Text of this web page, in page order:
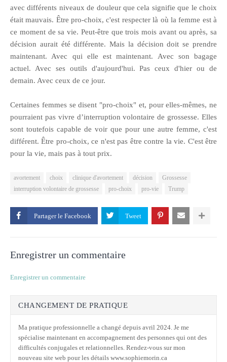
avec différents niveaux de douleur que cela signifie que le choix
était mauvais. Être pro-choix, c'est respecter là où la femme est à
ce moment de sa vie. Peut-être que trois mois avant ou après, sa
décision aurait été différente. Mais la décision doit se prendre
maintenant. Avec qui elle est maintenant. Avec son bagage
actuel. Avec ses outils d'aujourd'hui. Pas ceux d'hier ou de
demain. Avec ceux de ce jour.
Certaines femmes se disent "pro-choix" et, pour elles-mêmes, ne
pourraient pas vivre d’interruption volontaire de grossesse. Elles
sont toutefois capable de voir que pour une autre femme, c'est
différent. Être pro-choix, ce n'est pas être contre la vie. C'est être
pour la vie, mais pas à tout prix.
avortement choix clinique d'avortement décision
Grossesse
interruption volontaire de grossesse
pro-choix pro-vie Trump
Partager le
Enregistrer un commentaire
Enregistrer un commentaire
CHANGEMENT DE PRATIQUE
Ma pratique professionnelle a changé depuis avril 2024. Je me
spécialise maintenant en accompagnement des personnes qui ont des
difficultés conjugales et relationnelles. Rendez-vous sur mon
nouveau site web pour les détails www.sophiemorin.ca